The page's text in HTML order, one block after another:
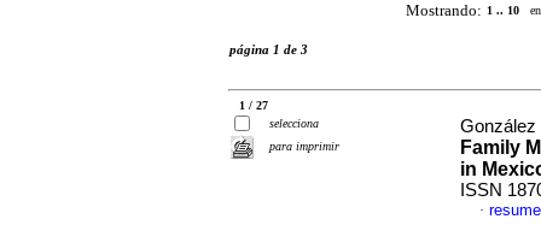
Mostrando: 1 .. 10 en
página 1 de 3
1 / 27
selecciona
para imprimir
Family
in
ISSN
·